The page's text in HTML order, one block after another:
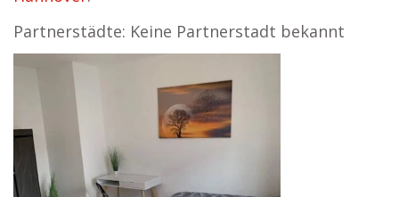
Partnerstädte: Keine Partnerstadt bekannt